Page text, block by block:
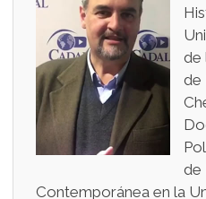
de
de
de
Contemporánea en la